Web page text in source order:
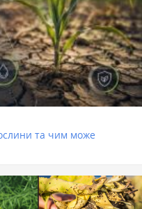
та чим може